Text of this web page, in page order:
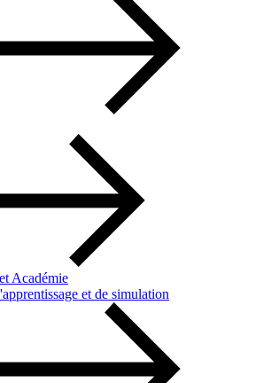
Académie
et de simulation